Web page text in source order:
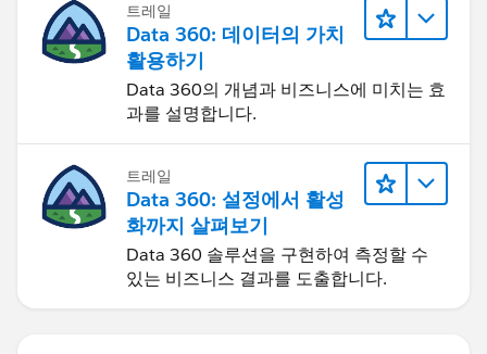
트레일
Data 360: 데이터의 가치
활용하기
Data 360의 개념과 비즈니스에 미치는 효
과를 설명합니다.
트레일
Data 360: 설정에서 활성
화까지 살펴보기
Data 360 솔루션을 구현하여 측정할 수
있는 비즈니스 결과를 도출합니다.